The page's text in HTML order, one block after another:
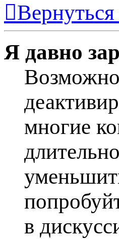
Я давно
многие
в